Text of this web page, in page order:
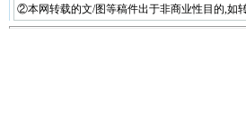
②本网转载的文/图等稿件出于非商业性目的,如